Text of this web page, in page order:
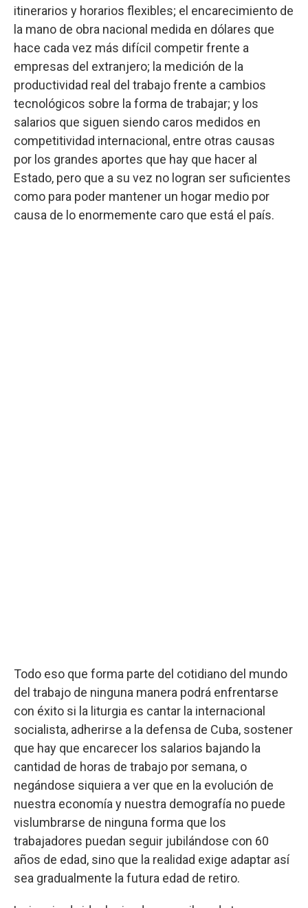
itinerarios y horarios flexibles; el encarecimiento de
la mano de obra nacional medida en dólares que
hace cada vez más difícil competir frente a
empresas del extranjero; la medición de la
productividad real del trabajo frente a cambios
tecnológicos sobre la forma de trabajar; y los
salarios que siguen siendo caros medidos en
competitividad internacional, entre otras causas
por los grandes aportes que hay que hacer al
Estado, pero que a su vez no logran ser suficientes
como para poder mantener un hogar medio por
causa de lo enormemente caro que está el país.
Todo eso que forma parte del cotidiano del mundo
del trabajo de ninguna manera podrá enfrentarse
con éxito si la liturgia es cantar la internacional
socialista, adherirse a la defensa de Cuba, sostener
que hay que encarecer los salarios bajando la
cantidad de horas de trabajo por semana, o
negándose siquiera a ver que en la evolución de
nuestra economía y nuestra demografía no puede
vislumbrarse de ninguna forma que los
trabajadores puedan seguir jubilándose con 60
años de edad, sino que la realidad exige adaptar así
sea gradualmente la futura edad de retiro.